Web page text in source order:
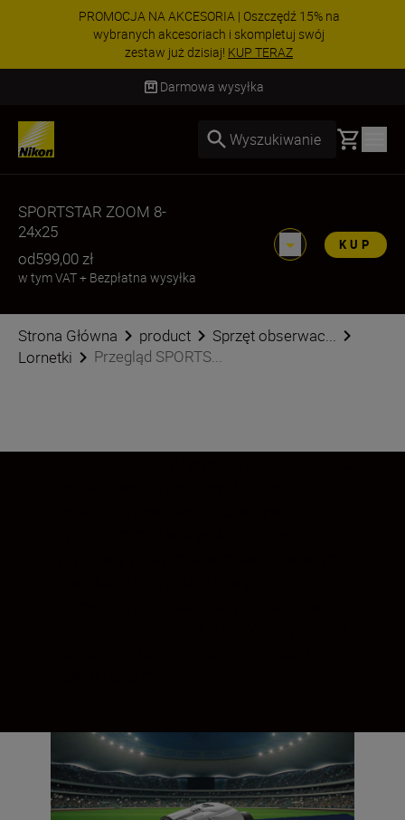
PROMOCJA NA AKCESORIA | Oszczędź 15% na
wybranych akcesoriach i skompletuj swój
zestaw już dzisiaj!KUP TERAZ
Dostawa od 2 do 4 dni roboczych
Wyszukiwanie Basket
SPORTSTAR ZOOM 8-
24x25
od599,00 zł
w tym VAT+ Bezpłatna wysyłka
KUP
Strona Główna product
Sprzęt obserwac...
Lornetki
Przegląd SPORTS...